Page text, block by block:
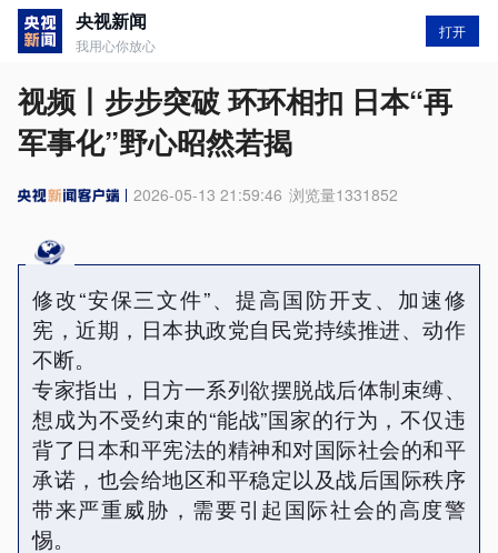
央视新闻
我用心你放心
打开
视频丨步步突破 环环相扣 日本“再
军事化”野心昭然若揭
2026-05-13 21:59:46 浏览量1331852
修改“安保三文件”、提高国防开支、加速修
宪，近期，日本执政党自民党持续推进、动作
不断。
专家指出，日方一系列欲摆脱战后体制束缚、
想成为不受约束的“能战”国家的行为，不仅违
背了日本和平宪法的精神和对国际社会的和平
承诺，也会给地区和平稳定以及战后国际秩序
带来严重威胁，需要引起国际社会的高度警
惕。